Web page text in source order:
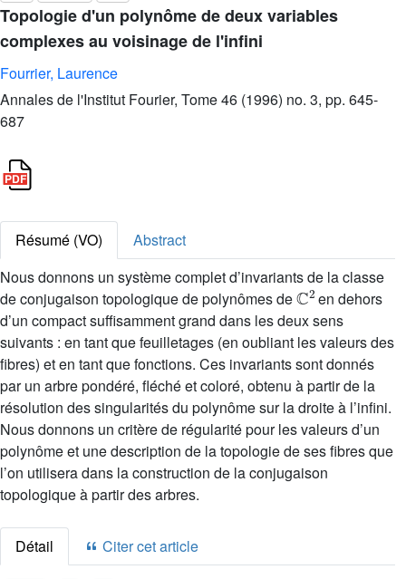
Topologie d'un polynôme de deux variables
complexes au voisinage de l'infini
Fourrier, Laurence
Annales de l'Institut Fourier, Tome 46 (1996) no. 3, pp. 645-
687
Résumé (VO)
Abstract
Nous donnons un système complet d’invariants de la classe
de conjugaison topologique de polynômes de
ℂ2
en dehors
d’un compact suffisamment grand dans les deux sens
suivants : en tant que feuilletages (en oubliant les valeurs des
fibres) et en tant que fonctions. Ces invariants sont donnés
par un arbre pondéré, fléché et coloré, obtenu à partir de la
résolution des singularités du polynôme sur la droite à l’infini.
Nous donnons un critère de régularité pour les valeurs d’un
polynôme et une description de la topologie de ses fibres que
l’on utilisera dans la construction de la conjugaison
topologique à partir des arbres.
Détail Citer cet article